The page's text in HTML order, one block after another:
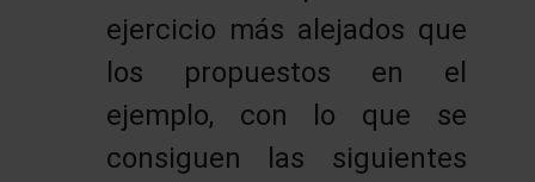
ejercicio más alejados que
los propuestos en el
ejemplo, con lo que se
consiguen las siguientes